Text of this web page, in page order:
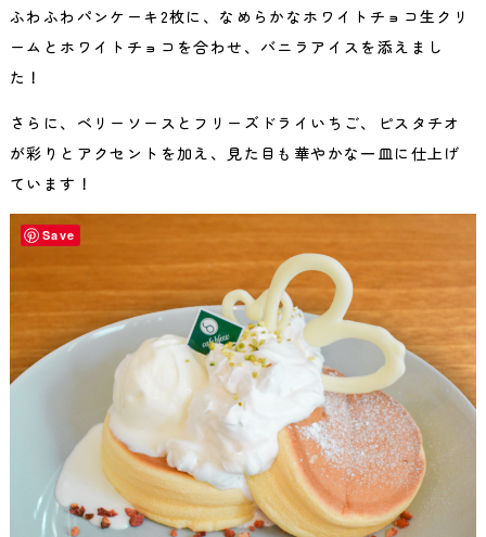
ふわふわパンケーキ2枚に、なめらかなホワイトチョコ生クリ
ームとホワイトチョコを合わせ、バニラアイスを添えまし
た！
さらに、ベリーソースとフリーズドライいちご、ピスタチオ
が彩りとアクセントを加え、見た目も華やかな一皿に仕上げ
ています！
Save